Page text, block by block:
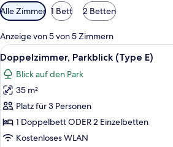
Verfügbare
Filter
für
Zimmer
Alle Zimmer 1 Bett 2 Betten
Anzeige von 5 von 5 Zimmern
Alle
Fotos
für
Doppelzimmer,
Parkblick
(Type
E)
1
Doppelzimmer, Parkblick (Type E)
Blick auf den Park
35 m²
Platz für 3 Personen
1 Doppelbett ODER 2 Einzelbetten
Kostenloses WLAN